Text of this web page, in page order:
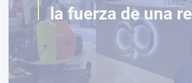
la fuerza de una